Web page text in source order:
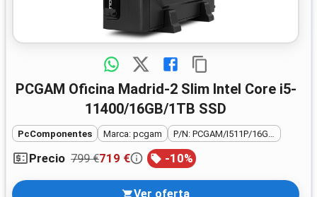
PCGAM Oficina Madrid-2 Slim Intel Core i5-
11400/16GB/1TB SSD
PcComponentes Marca: pcgam
Precio 799 €719 € -10%
Ver oferta